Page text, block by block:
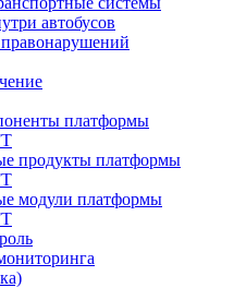
автобусов
платформы
продукты платформы
модули платформы